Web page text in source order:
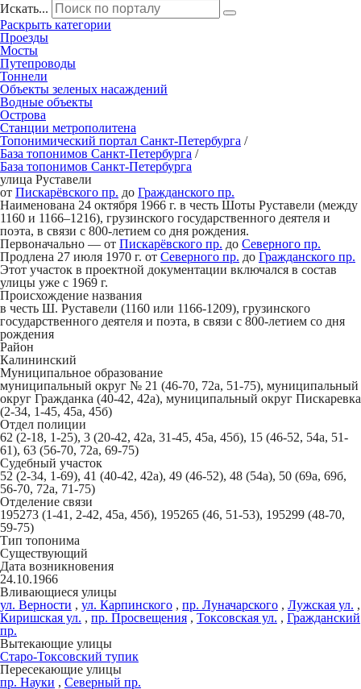
Искать...
Раскрыть категории
Проезды
Мосты
Путепроводы
Тоннели
Объекты зеленых насаждений
Водные объекты
Острова
Станции метрополитена
Топонимический портал Санкт-Петербурга /
База топонимов Санкт-Петербурга /
База топонимов Санкт-Петербурга
улица Руставели
от Пискарёвского пр. до Гражданского пр.
Наименована 24 октября 1966 г. в честь Шоты Руставели (между
1160 и 1166–1216), грузинского государственного деятеля и
поэта, в связи с 800-летием со дня рождения.
Первоначально — от Пискарёвского пр. до Северного пр.
Продлена 27 июля 1970 г. от Северного пр. до Гражданского пр.
Этот участок в проектной документации включался в состав
улицы уже с 1969 г.
Происхождение названия
в честь Ш. Руставели (1160 или 1166-1209), грузинского
государственного деятеля и поэта, в связи с 800-летием со дня
рождения
Район
Калининский
Муниципальное образование
муниципальный округ № 21 (46-70, 72а, 51-75), муниципальный
округ Гражданка (40-42, 42а), муниципальный округ Пискаревка
(2-34, 1-45, 45а, 45б)
Отдел полиции
62 (2-18, 1-25), 3 (20-42, 42а, 31-45, 45а, 45б), 15 (46-52, 54а, 51-
61), 63 (56-70, 72а, 69-75)
Судебный участок
52 (2-34, 1-69), 41 (40-42, 42а), 49 (46-52), 48 (54а), 50 (69а, 69б,
56-70, 72а, 71-75)
Отделение связи
195273 (1-41, 2-42, 45а, 45б), 195265 (46, 51-53), 195299 (48-70,
59-75)
Тип топонима
Существующий
Дата возникновения
24.10.1966
Вливающиеся улицы
ул. Верности , ул. Карпинского , пр. Луначарского , Лужская ул. ,
Киришская ул. , пр. Просвещения , Токсовская ул. , Гражданский
пр.
Вытекающие улицы
Старо-Токсовский тупик
Пересекающие улицы
пр. Науки , Северный пр.